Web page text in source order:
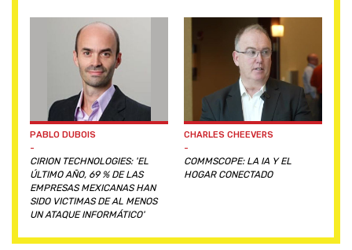
PABLO DUBOIS
-
CIRION TECHNOLOGIES: 'EL
ÚLTIMO AÑO, 69 % DE LAS
EMPRESAS MEXICANAS HAN
SIDO VICTIMAS DE AL MENOS
UN ATAQUE INFORMÁTICO'
CHARLES CHEEVERS
-
COMMSCOPE: LA IA Y EL
HOGAR CONECTADO